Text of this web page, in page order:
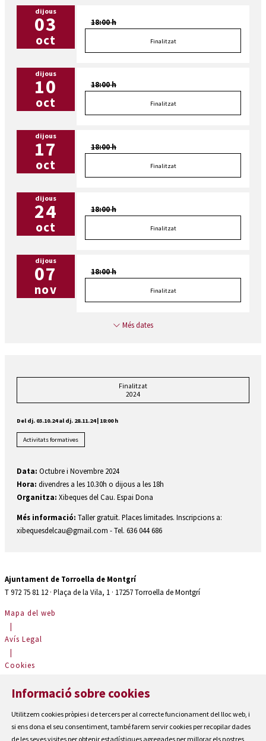
dijous
03
oct
18:00 h
Finalitzat
dijous
10
oct
18:00 h
Finalitzat
dijous
17
oct
18:00 h
Finalitzat
dijous
24
oct
18:00 h
Finalitzat
dijous
07
nov
18:00 h
Finalitzat
Més dates
Finalitzat
2024
Del dj. 03.10.24al dj. 28.11.24| 18:00 h
Activitats formatives
Data: Octubre i Novembre 2024
Hora: divendres a les 10.30h o dijous a les 18h
Organitza: Xibeques del Cau. Espai Dona
Més informació: Taller gratuït. Places limitades. Inscripcions a:
xibequesdelcau@gmail.com - Tel. 636 044 686
Ajuntament de Torroella de Montgrí
T 972 75 81 12 · Plaça de la Vila, 1 · 17257 Torroella de Montgrí
Mapa del web
|
Avís Legal
|
Cookies
Contactar
Accessibilitat
Informació sobre cookies
Utilitzem cookies pròpies i de tercers per al correcte funcionament del lloc web, i
si ens dona el seu consentiment, també farem servir cookies per recopilar dades
de les seves visites per obtenir estadístiques agregades per millorar els nostres